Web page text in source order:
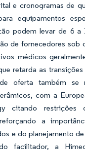
e cronogramas de
equipamentos
podem levar de 6 a
de fornecedores sob
médicos
retarda as
oferta também se
com a
citando
a
e do planejamento
facilitador, a